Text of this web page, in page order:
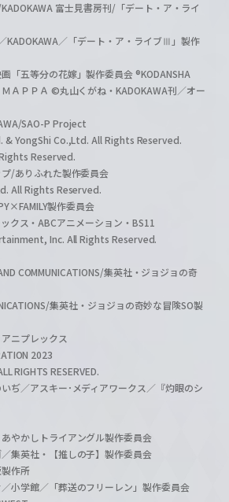
富士見書房刊/「デート・ア・ライ
KADOKAWA／「デート・ア・ライブⅢ」製作
「五等分の花嫁」製作委員会 ®KODANSHA
ＡＰＰＡ ©丸山くがね・KADOKAWA刊／オー
SAO-P Project
& YongShi Co.,Ltd. All Rights Reserved.
Reserved.
/ありふれた製作委員会
All Rights Reserved.
製作委員会
クス・ABCアニメーション・BS11
Inc. All Rights Reserved.
COMMUNICATIONS/集英社・ジョジョの奇
集英社・ジョジョの奇妙な冒険SO製
ニプレックス
2023
RIGHTS RESERVED.
ぢ／アスキー･メディアワークス／『灼眼のシ
やかしトライアングル製作委員会
集英社・【推しの子】製作委員会
作所
小学館／「葬送のフリーレン」製作委員会